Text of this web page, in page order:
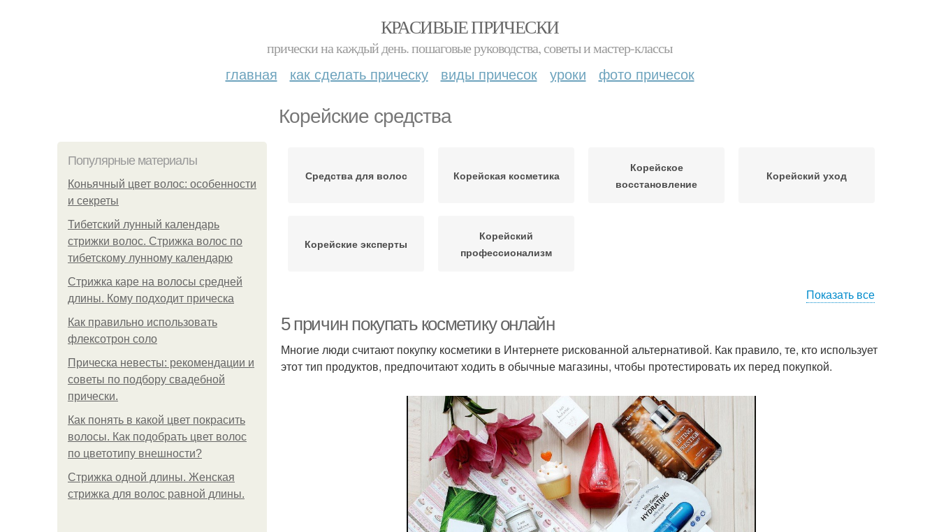
КРАСИВЫЕ ПРИЧЕСКИ
прически на каждый день. пошаговые руководства, советы и мастер-классы
главная как сделать прическу виды причесок уроки фото причесок
Корейские средства
Популярные материалы
Коньячный цвет волос: особенности
и секреты
Тибетский лунный календарь
стрижки волос. Стрижка волос по
тибетскому лунному календарю
Стрижка каре на волосы средней
длины. Кому подходит прическа
Как правильно использовать
флексотрон соло
Прическа невесты: рекомендации и
советы по подбору свадебной
прически.
Как понять в какой цвет покрасить
волосы. Как подобрать цвет волос
по цветотипу внешности?
Стрижка одной длины. Женская
стрижка для волос равной длины.
Средства для волос Корейская косметика
Корейское
восстановление
Корейский уход
Корейские эксперты
Корейский
профессионализм
Показать все
5 причин покупать косметику онлайн
Многие люди считают покупку косметики в Интернете рискованной альтернативой. Как правило, те, кто использует
этот тип продуктов, предпочитают ходить в обычные магазины, чтобы протестировать их перед покупкой.